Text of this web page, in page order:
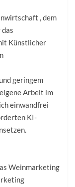
, dem
Künstlicher
geringem
Arbeit im
einwandfrei
KI-
Weinmarketing